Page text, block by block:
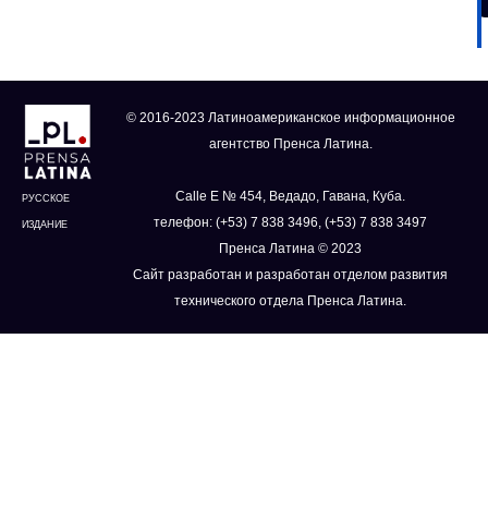
РУССКОЕ
ИЗДАНИЕ
© 2016-2023 Латиноамериканское информационное
агентство Пренса Латина.
Calle E № 454, Ведадо, Гавана, Куба.
телефон: (+53) 7 838 3496, (+53) 7 838 3497
Пренса Латина © 2023
Сайт разработан и разработан отделом развития
технического отдела Пренса Латина.